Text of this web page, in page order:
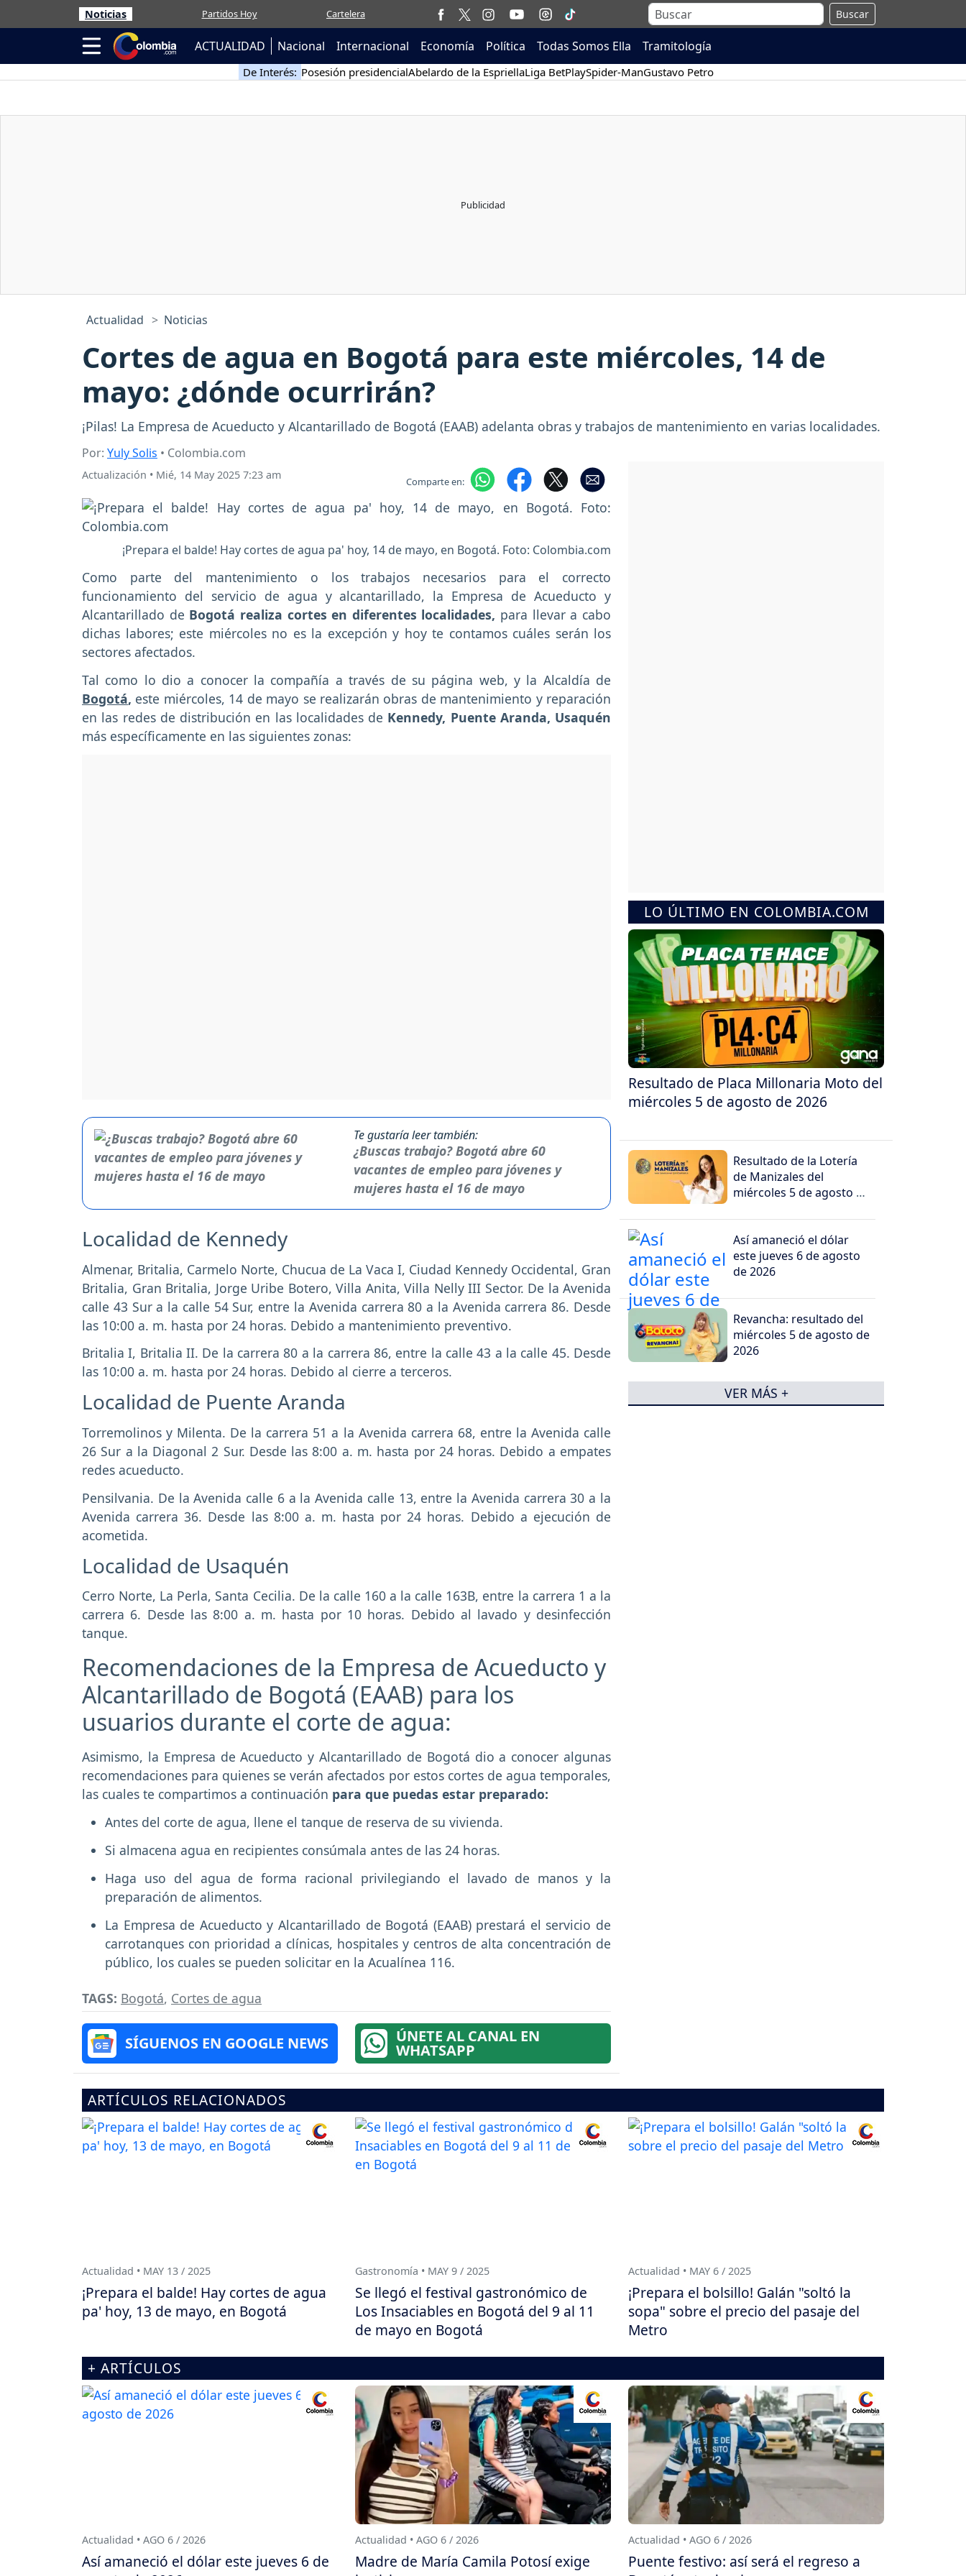
Noticias Partidos Hoy Cartelera Buscar
ACTUALIDAD Nacional Internacional Economía Política Todas Somos Ella Tramitología
De Interés: Posesión presidencialAbelardo de la EspriellaLiga BetPlaySpider-ManGustavo Petro
Actualidad Noticias
Cortes de agua en Bogotá para este miércoles, 14 de
mayo: ¿dónde ocurrirán?
¡Pilas! La Empresa de Acueducto y Alcantarillado de Bogotá (EAAB) adelanta obras y trabajos de mantenimiento en varias localidades.
Por: Yuly Solis • Colombia.com
Actualización • Mié, 14 May 2025 7:23 am Comparte en:
¡Prepara el balde! Hay cortes de agua pa' hoy, 14 de mayo, en Bogotá. Foto: Colombia.com
Como parte del mantenimiento o los trabajos necesarios para el correcto
funcionamiento del servicio de agua y alcantarillado, la Empresa de Acueducto y
Alcantarillado de Bogotá realiza cortes en diferentes localidades, para llevar a cabo
dichas labores; este miércoles no es la excepción y hoy te contamos cuáles serán los
sectores afectados.
Tal como lo dio a conocer la compañía a través de su página web, y la Alcaldía de
Bogotá, este miércoles, 14 de mayo se realizarán obras de mantenimiento y reparación
en las redes de distribución en las localidades de Kennedy, Puente Aranda, Usaquén
más específicamente en las siguientes zonas:
Te gustaría leer también:
¿Buscas trabajo? Bogotá abre 60
vacantes de empleo para jóvenes y
mujeres hasta el 16 de mayo
Localidad de Kennedy
Almenar, Britalia, Carmelo Norte, Chucua de La Vaca I, Ciudad Kennedy Occidental, Gran
Britalia, Gran Britalia, Jorge Uribe Botero, Villa Anita, Villa Nelly III Sector. De la Avenida
calle 43 Sur a la calle 54 Sur, entre la Avenida carrera 80 a la Avenida carrera 86. Desde
las 10:00 a. m. hasta por 24 horas. Debido a mantenimiento preventivo.
Britalia I, Britalia II. De la carrera 80 a la carrera 86, entre la calle 43 a la calle 45. Desde
las 10:00 a. m. hasta por 24 horas. Debido al cierre a terceros.
Localidad de Puente Aranda
Torremolinos y Milenta. De la carrera 51 a la Avenida carrera 68, entre la Avenida calle
26 Sur a la Diagonal 2 Sur. Desde las 8:00 a. m. hasta por 24 horas. Debido a empates
redes acueducto.
Pensilvania. De la Avenida calle 6 a la Avenida calle 13, entre la Avenida carrera 30 a la
Avenida carrera 36. Desde las 8:00 a. m. hasta por 24 horas. Debido a ejecución de
acometida.
Localidad de Usaquén
Cerro Norte, La Perla, Santa Cecilia. De la calle 160 a la calle 163B, entre la carrera 1 a la
carrera 6. Desde las 8:00 a. m. hasta por 10 horas. Debido al lavado y desinfección
tanque.
Recomendaciones de la Empresa de Acueducto y
Alcantarillado de Bogotá (EAAB) para los
usuarios durante el corte de agua:
Asimismo, la Empresa de Acueducto y Alcantarillado de Bogotá dio a conocer algunas
recomendaciones para quienes se verán afectados por estos cortes de agua temporales,
las cuales te compartimos a continuación para que puedas estar preparado:
Antes del corte de agua, llene el tanque de reserva de su vivienda.
Si almacena agua en recipientes consúmala antes de las 24 horas.
Haga uso del agua de forma racional privilegiando el lavado de manos y la
preparación de alimentos.
La Empresa de Acueducto y Alcantarillado de Bogotá (EAAB) prestará el servicio de
carrotanques con prioridad a clínicas, hospitales y centros de alta concentración de
público, los cuales se pueden solicitar en la Acualínea 116.
TAGS: Bogotá, Cortes de agua
SÍGUENOS EN GOOGLE NEWS ÚNETE AL CANAL EN
WHATSAPP
LO ÚLTIMO EN COLOMBIA.COM
Resultado de Placa Millonaria Moto del
miércoles 5 de agosto de 2026
Resultado de la Lotería
de Manizales del
miércoles 5 de agosto de
Así amaneció el dólar
este jueves 6 de agosto
de 2026
Revancha: resultado del
miércoles 5 de agosto de
2026
VER MÁS +
ARTÍCULOS RELACIONADOS
Actualidad • MAY 13 / 2025
¡Prepara el balde! Hay cortes de agua
pa' hoy, 13 de mayo, en Bogotá
Gastronomía • MAY 9 / 2025
Se llegó el festival gastronómico de
Los Insaciables en Bogotá del 9 al 11
de mayo en Bogotá
Actualidad • MAY 6 / 2025
¡Prepara el bolsillo! Galán "soltó la
sopa" sobre el precio del pasaje del
Metro
+ ARTÍCULOS
Actualidad • AGO 6 / 2026
Así amaneció el dólar este jueves 6 de
Actualidad • AGO 6 / 2026
Madre de María Camila Potosí exige
Actualidad • AGO 6 / 2026
Puente festivo: así será el regreso a